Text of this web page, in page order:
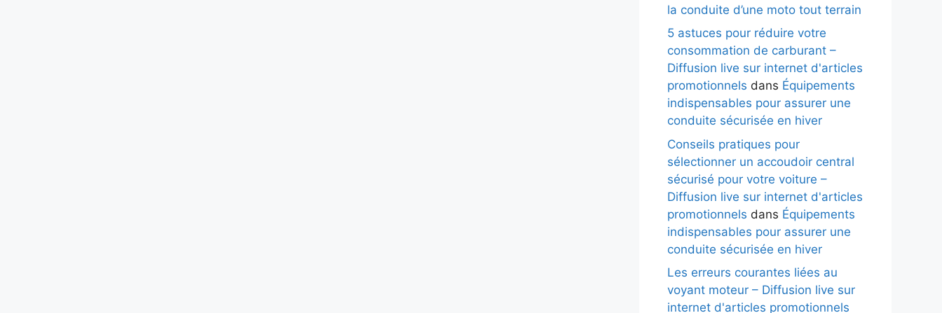
la conduite d’une moto tout terrain
5 astuces pour réduire votre
consommation de carburant –
Diffusion live sur internet d'articles
promotionnels dans Équipements
indispensables pour assurer une
conduite sécurisée en hiver
Conseils pratiques pour
sélectionner un accoudoir central
sécurisé pour votre voiture –
Diffusion live sur internet d'articles
promotionnels dans Équipements
indispensables pour assurer une
conduite sécurisée en hiver
Les erreurs courantes liées au
voyant moteur – Diffusion live sur
internet d'articles promotionnels